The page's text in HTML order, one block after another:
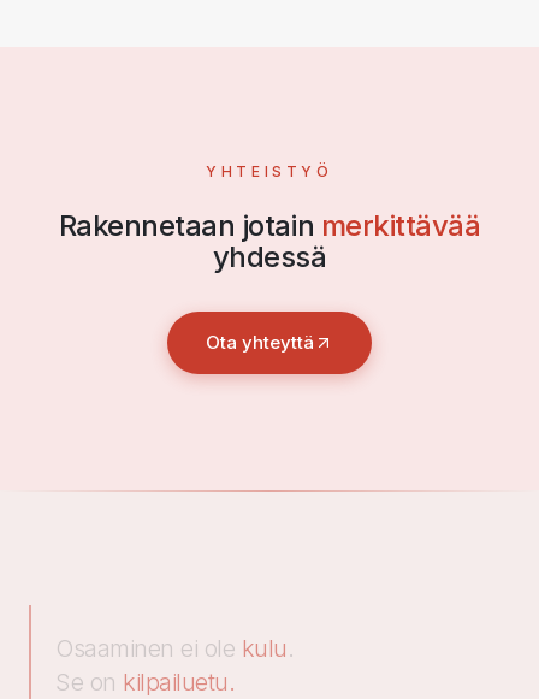
YHTEISTYÖ
Rakennetaan jotain merkittävää
yhdessä
Ota yhteyttä
Osaaminen ei ole kulu.
Se on kilpailuetu.